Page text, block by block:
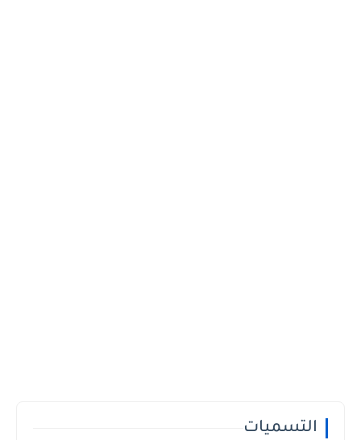
التسميات